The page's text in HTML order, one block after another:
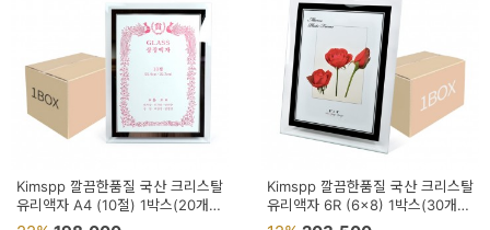
Kimspp 깔끔한품질 국산 크리스탈
유리액자 A4 (10절) 1박스(20개)
상장 허가증 면허증 등록증 액자
Kimspp 깔끔한품질 국산 크리스탈
유리액자 6R (6x8) 1박스(30개)
사진 그림 웨딩 액자